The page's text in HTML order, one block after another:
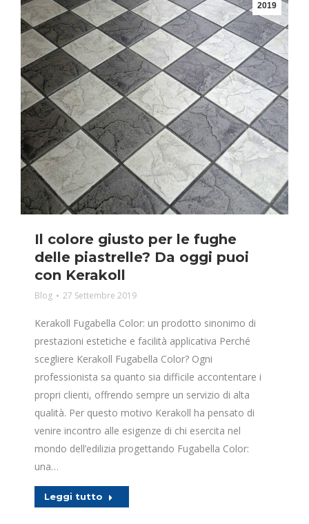
2019
Il colore giusto per le fughe
delle piastrelle? Da oggi puoi
con Kerakoll
Blog 27 Settembre 2019
Kerakoll Fugabella Color: un prodotto sinonimo di
prestazioni estetiche e facilità applicativa Perché
scegliere Kerakoll Fugabella Color? Ogni
professionista sa quanto sia difficile accontentare i
propri clienti, offrendo sempre un servizio di alta
qualità. Per questo motivo Kerakoll ha pensato di
venire incontro alle esigenze di chi esercita nel
mondo dell’edilizia progettando Fugabella Color:
una…
Leggi tutto